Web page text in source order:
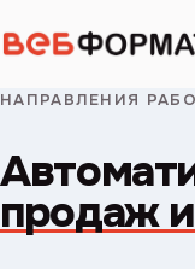
НАПРАВЛЕНИЯ
продаж